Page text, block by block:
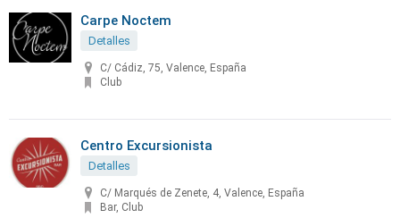
Carpe Noctem
Detalles
C/ Cádiz, 75, Valence, España
Club
Centro Excursionista
Detalles
C/ Marqués de Zenete, 4, Valence, España
Bar, Club